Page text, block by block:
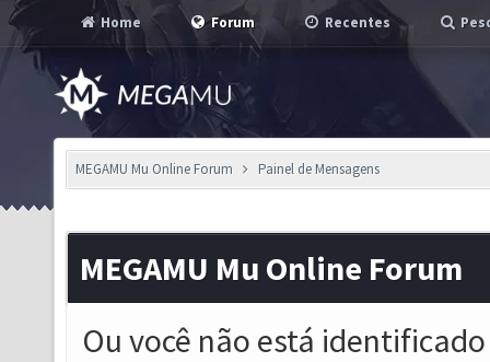
Home Forum Recentes
MEGAMU Mu Online Forum Painel de Mensagens
MEGAMU Mu Online Forum
Ou você não está